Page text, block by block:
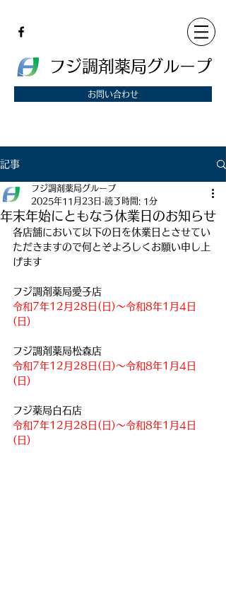
フジ調剤薬局グループ
お問い合わせ
記事
年末年始にともなう休業日のお知らせ
フジ調剤薬局グループ
2025年11月23日 読了時間: 1分
各店舗において以下の日を休業日とさせてい
ただきますので何とぞよろしくお願い申し上
げます
フジ調剤薬局愛子店
令和7年12月28日(日)〜令和8年1月4日
(日)
フジ調剤薬局松森店
令和7年12月28日(日)〜令和8年1月4日
(日)
フジ薬局白石店
令和7年12月28日(日)〜令和8年1月4日
(日)